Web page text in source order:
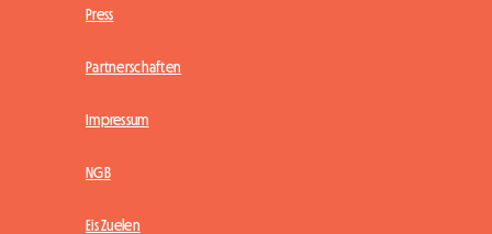
Press
Partnerschaften
Impressum
NGB
Eis Zuelen